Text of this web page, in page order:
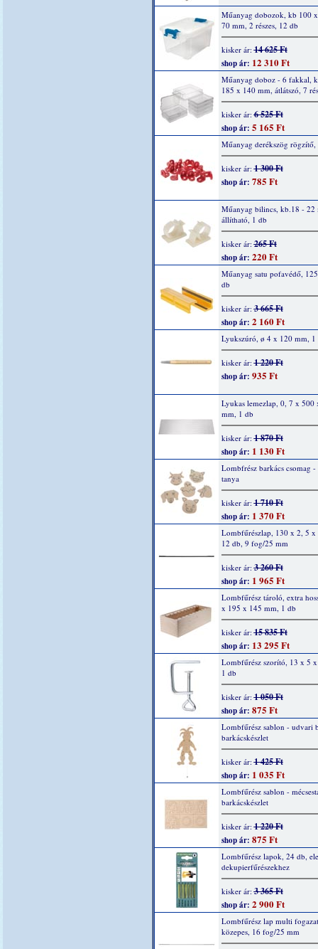
Műanyag dobozok, kb 100
70 mm, 2 részes, 12 db
kisker ár:14 625 Ft
shop ár: 12 310 Ft
Műanyag doboz - 6 fakkal,
185 x 140 mm, átlátszó, 7
kisker ár:6 525 Ft
shop ár: 5 165 Ft
Műanyag derékszög rögzítő,
kisker ár:1 300 Ft
shop ár: 785 Ft
Műanyag bilincs, kb.18 - 22
állítható, 1 db
kisker ár:265 Ft
shop ár: 220 Ft
Műanyag satu pofavédő,
db
kisker ár:3 665 Ft
shop ár: 2 160 Ft
Lyukszúró, ø 4 x 120 mm, 1
kisker ár:1 220 Ft
shop ár: 935 Ft
Lyukas lemezlap, 0, 7 x 500
mm, 1 db
kisker ár:1 870 Ft
shop ár: 1 130 Ft
Lombfrész barkács csomag
tanya
kisker ár:1 710 Ft
shop ár: 1 370 Ft
Lombfűrészlap, 130 x 2, 5 x
12 db, 9 fog/25 mm
kisker ár:3 260 Ft
shop ár: 1 965 Ft
Lombfűrész tároló, extra
x 195 x 145 mm, 1 db
kisker ár:15 835 Ft
shop ár: 13 295 Ft
Lombfűrész szorító, 13 x 5
1 db
kisker ár:1 050 Ft
shop ár: 875 Ft
Lombfűrész sablon - udvari
barkácskészlet
kisker ár:1 425 Ft
shop ár: 1 035 Ft
Lombfűrész sablon -
barkácskészlet
kisker ár:1 220 Ft
shop ár: 875 Ft
Lombfűrész lapok, 24 db,
dekupierfűrészekhez
kisker ár:3 365 Ft
shop ár: 2 900 Ft
Lombfűrész lap multi
közepes, 16 fog/25 mm